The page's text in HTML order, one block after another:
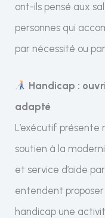
ont-ils pensé aux
personnes qui
par nécessité ou
Handicap :
adapté
L’exécutif
soutien à la
et service d’aide
entendent
handicap une